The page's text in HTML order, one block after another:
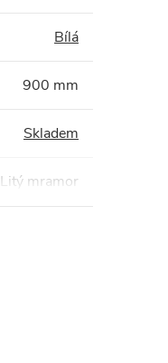
Bílá
900 mm
Skladem
Litý mramor